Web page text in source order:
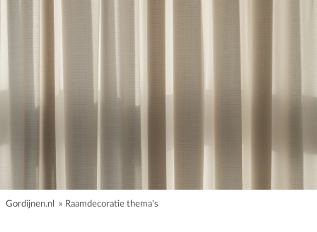
Gordijnen.nl » Raamdecoratie thema's